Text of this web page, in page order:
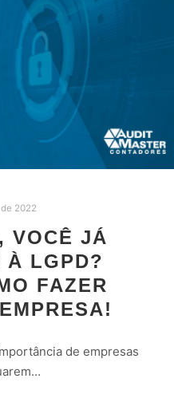
2022
VOCÊ JÁ
À LGPD?
FAZER
de empresas